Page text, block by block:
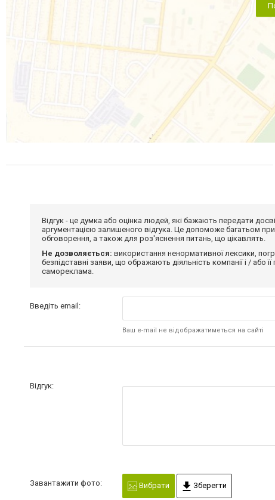
Відгук - це думка або оцінка людей, які бажають передати
аргументацією залишеного відгука. Це допоможе багатьом
обговорення, а також для роз'яснення питань, що цікавлять.
Не дозволяється: використання ненормативної лексики,
безпідставні заяви, що ображають діяльність компанії і / або
самореклама.
Введіть email:
Ваш e-mail не відображатиметься на сайті
Відгук:
Завантажити фото: Вибрати Зберегти